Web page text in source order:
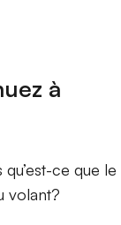
à
ce que le
volant?